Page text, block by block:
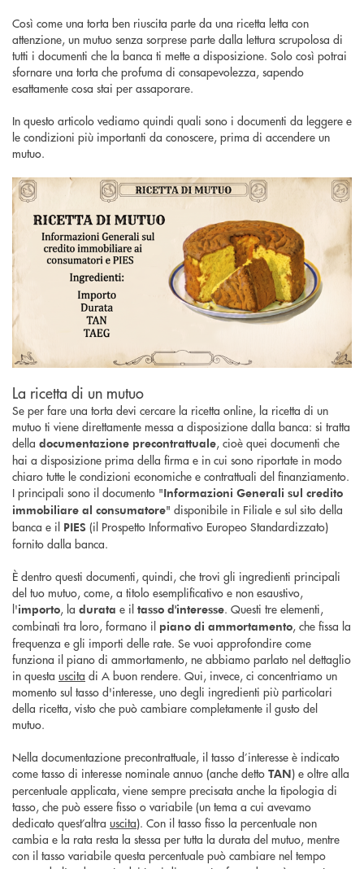
Così come una torta ben riuscita parte da una ricetta letta con
attenzione, un mutuo senza sorprese parte dalla lettura scrupolosa di
tutti i documenti che la banca ti mette a disposizione. Solo così potrai
sfornare una torta che profuma di consapevolezza, sapendo
esattamente cosa stai per assaporare.
In questo articolo vediamo quindi quali sono i documenti da leggere e
le condizioni più importanti da conoscere, prima di accendere un
mutuo.
La ricetta di un mutuo
Se per fare una torta devi cercare la ricetta online, la ricetta di un
mutuo ti viene direttamente messa a disposizione dalla banca: si tratta
della documentazione precontrattuale, cioè quei documenti che
hai a disposizione prima della firma e in cui sono riportate in modo
chiaro tutte le condizioni economiche e contrattuali del finanziamento.
I principali sono il documento "Informazioni Generali sul credito
immobiliare al consumatore" disponibile in Filiale e sul sito della
banca e il PIES (il Prospetto Informativo Europeo Standardizzato)
fornito dalla banca.
È dentro questi documenti, quindi, che trovi gli ingredienti principali
del tuo mutuo, come, a titolo esemplificativo e non esaustivo,
l'importo, la durata e il tasso d'interesse. Questi tre elementi,
combinati tra loro, formano il piano di ammortamento, che fissa la
frequenza e gli importi delle rate. Se vuoi approfondire come
funziona il piano di ammortamento, ne abbiamo parlato nel dettaglio
in questa uscita di A buon rendere. Qui, invece, ci concentriamo un
momento sul tasso d'interesse, uno degli ingredienti più particolari
della ricetta, visto che può cambiare completamente il gusto del
mutuo.
Nella documentazione precontrattuale, il tasso d’interesse è indicato
come tasso di interesse nominale annuo (anche detto TAN) e oltre alla
percentuale applicata, viene sempre precisata anche la tipologia di
tasso, che può essere fisso o variabile (un tema a cui avevamo
dedicato quest’altra uscita). Con il tasso fisso la percentuale non
cambia e la rata resta la stessa per tutta la durata del mutuo, mentre
con il tasso variabile questa percentuale può cambiare nel tempo